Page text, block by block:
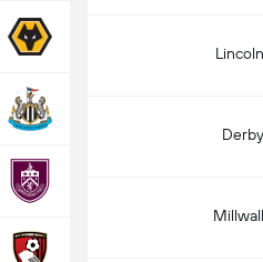
Lincoln
Derby
Millwall